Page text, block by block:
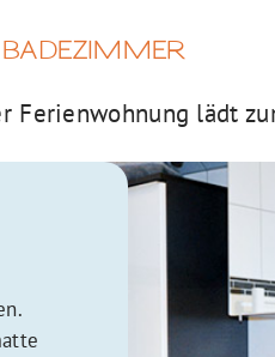
Ferienwohnung lädt